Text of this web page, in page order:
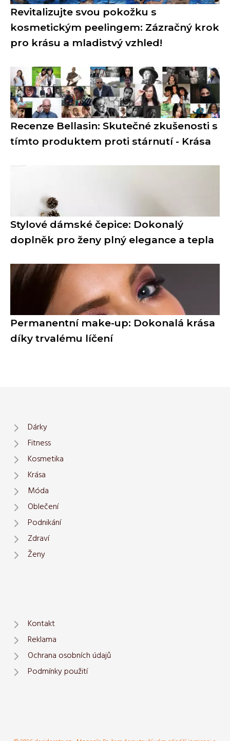
Revitalizujte svou pokožku s
kosmetickým peelingem: Zázračný krok
pro krásu a mladistvý vzhled!
Recenze Bellasin: Skutečné zkušenosti s
tímto produktem proti stárnutí - Krása
Stylové dámské čepice: Dokonalý
doplněk pro ženy plný elegance a tepla
Permanentní make-up: Dokonalá krása
díky trvalému líčení
Dárky
Fitness
Kosmetika
Krása
Móda
Oblečení
Podnikání
Zdraví
Ženy
Kontakt
Reklama
Ochrana osobních údajů
Podmínky použití